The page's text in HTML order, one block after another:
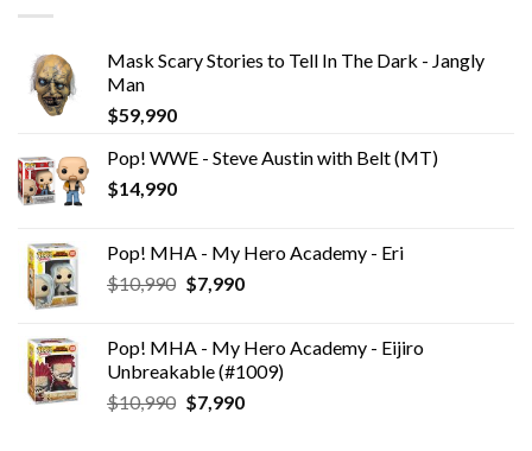
Mask Scary Stories to Tell In The Dark - Jangly
Man
$59,990
Pop! WWE - Steve Austin with Belt (MT)
$14,990
Pop! MHA - My Hero Academy - Eri
$10,990 El
era:
$10,990.
$7,990El
es:
$7,990.
Pop! MHA - My Hero Academy - Eijiro
Unbreakable (#1009)
$10,990 El
$7,990El